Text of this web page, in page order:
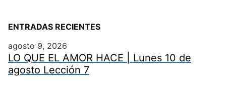
ENTRADAS RECIENTES
agosto 9, 2026
LO QUE EL AMOR HACE | Lunes 10 de
agosto Lección 7